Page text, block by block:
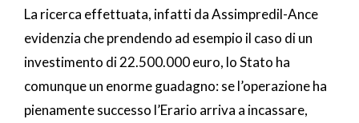
La ricerca effettuata, infatti da Assimpredil-Ance
evidenzia che prendendo ad esempio il caso di un
investimento di 22.500.000 euro, lo Stato ha
comunque un enorme guadagno: se l’operazione ha
pienamente successo l’Erario arriva a incassare,